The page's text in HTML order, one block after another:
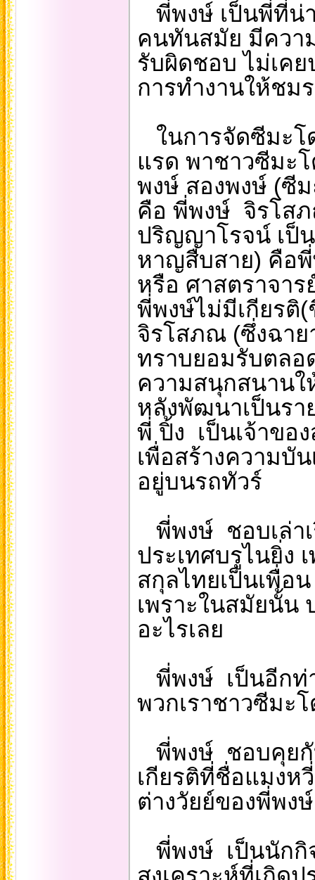
พี่พงษ์ เป็นพี่ที่น่
คนทันสมัย มีควา
รับผิดชอบ ไม่เค
การทำงานให้ชม
ในการจัดซีมะโ
แรด พาชาวซีมะ
พงษ์ สองพงษ์ (ซี
คือ พี่พงษ์ จิรโส
ปริญญาโรจน์ เป็
หาญสืบสาย) คือพี่
หรือ ศาสตราจา
พี่พงษ์ไม่มีเกียรติ
จิรโสภณ (ซึ่งฉา
ทราบยอมรับตลอ
ความสนุกสนานใ
หลังพัฒนาเป็นรา
พี่ ปิ้ง เป็นเจ้าขอ
เพื่อสร้างความบั
อยู่บนรถทัวร์
พี่พงษ์ ชอบเล่า
ประเทศบรูไนยิ่ง
สกุลไทยเป็นเพื่อ
เพราะในสมัยนั้น
อะไรเลย
พี่พงษ์ เป็นอีกท่
พวกเราชาวซีมะ
พี่พงษ์ ชอบคุยกั
เกียรติที่ชื่อแมงห
ต่างวัยย์ของพี่พง
พี่พงษ์ เป็นนักกิ